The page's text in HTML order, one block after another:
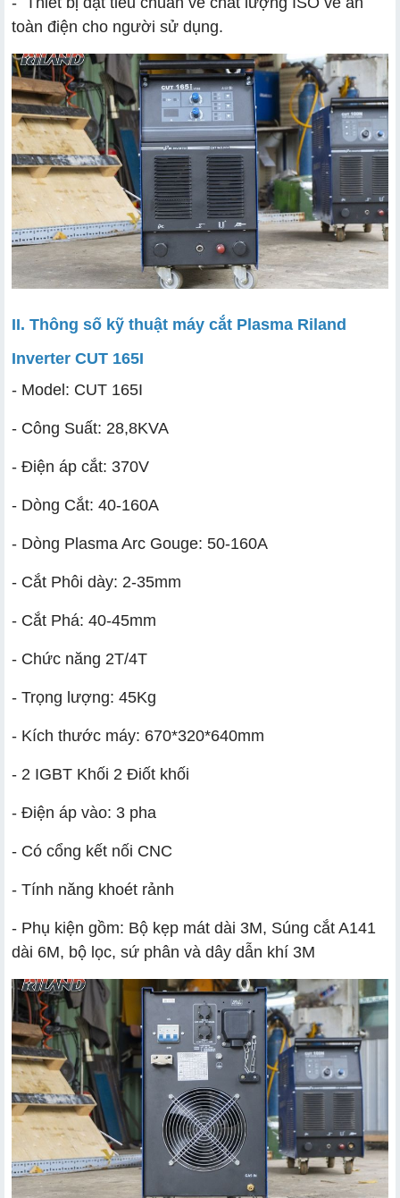
toàn điện cho người sử dụng.
II. Thông số kỹ thuật máy cắt Plasma Riland
Inverter CUT 165I
- Model: CUT 165I
- Công Suất: 28,8KVA
- Điện áp cắt: 370V
- Dòng Cắt: 40-160A
- Dòng Plasma Arc Gouge: 50-160A
- Cắt Phôi dày: 2-35mm
- Cắt Phá: 40-45mm
- Chức năng 2T/4T
- Trọng lượng: 45Kg
- Kích thước máy: 670*320*640mm
- 2 IGBT Khối 2 Điốt khối
- Điện áp vào: 3 pha
- Có cổng kết nối CNC
- Tính năng khoét rảnh
- Phụ kiện gồm: Bộ kẹp mát dài 3M, Súng cắt A141
dài 6M, bộ lọc, sứ phân và dây dẫn khí 3M